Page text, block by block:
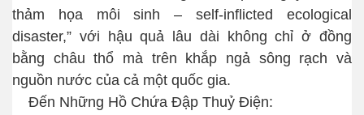
thảm họa môi sinh –self-inflicted ecological
disaster,” với hậu quả lâu dài không chỉ ở đồng
bằng châu thổ mà trên khắp ngả sông rạch và
nguồn nước của cả một quốc gia.
Đến Những Hồ Chứa Đập Thuỷ Điện: